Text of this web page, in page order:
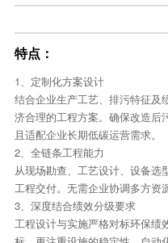
特点：
1、定制化方案设计
结合企业生产工艺、排污特征及
济合理的工程方案。确保改造后
且适配企业长期低碳运营需求。
2、全链条工程能力
从现场勘查、工艺设计、设备选
工程交付。无需企业协调多方资
3、深度结合绩效分级要求
工程设计与实施严格对标环保绩